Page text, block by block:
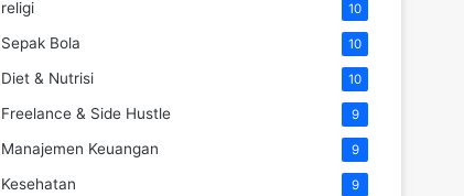
religi 10
Sepak Bola 10
Diet & Nutrisi 10
Freelance & Side Hustle 9
Manajemen Keuangan 9
Kesehatan 9